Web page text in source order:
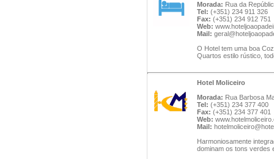
Morada: Rua da
Tel: (+351) 234 911 326
Fax: (+351) 234 912 751
Web:
Mail:
O Hotel tem uma boa
Quartos estilo rústico,
Hotel Moliceiro
Morada: Rua Barbosa
Tel: (+351) 234 377 400
Fax: (+351) 234 377 401
Web:
Mail:
Harmoniosamente
dominam os tons verdes